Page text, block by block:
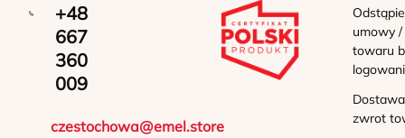
+48
667
360
009
czestochowa@emel.store
umowy
towaru
zwrot